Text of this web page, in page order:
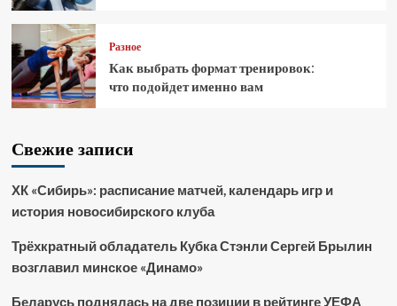
Разное
Как выбрать формат тренировок:
что подойдет именно вам
Свежие записи
ХК «Сибирь»: расписание матчей, календарь игр и
история новосибирского клуба
Трёхкратный обладатель Кубка Стэнли Сергей Брылин
возглавил минское «Динамо»
Беларусь поднялась на две позиции в рейтинге УЕФА